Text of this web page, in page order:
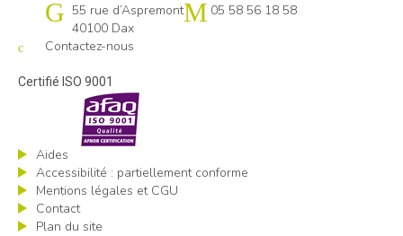
Cap emploi 40-64 Pays basque
55 rue d’Aspremont
40100 Dax
05 58 56 18 58
Contactez-nous
Certifié ISO 9001
Aides
Accessibilité : partiellement conforme
Mentions légales et CGU
Contact
Plan du site